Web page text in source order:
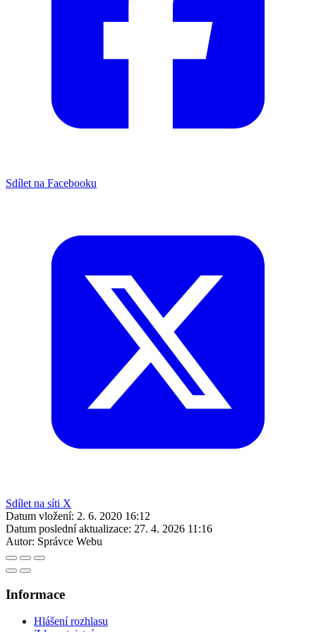
Sdílet na Facebooku
Sdílet na síti X
Datum vložení: 2. 6. 2020 16:12
Datum poslední aktualizace: 27. 4. 2026 11:16
Autor: Správce Webu
Informace
Hlášení rozhlasu